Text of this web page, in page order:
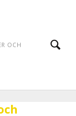
OCH